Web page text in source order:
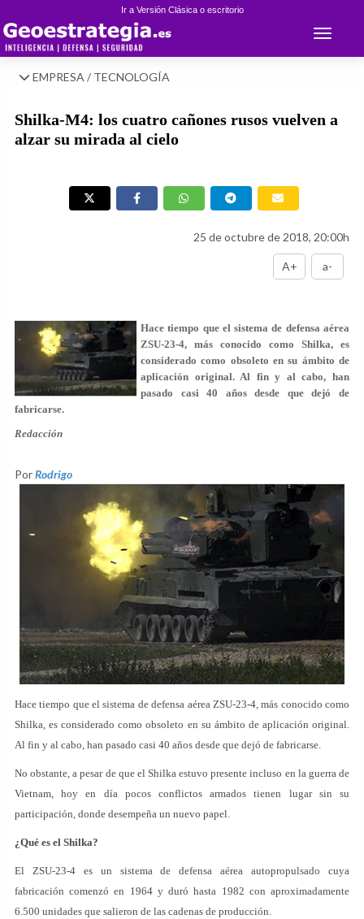
Ir a Versión Clásica o escritorio
Toggle
EMPRESA / TECNOLOGÍA
Shilka-M4: los cuatro cañones rusos vuelven a
alzar su mirada al cielo
25 de octubre de 2018, 20:00h
A+ a-
Hace tiempo que el sistema de defensa aérea
ZSU-23-4, más conocido como Shilka, es
considerado como obsoleto en su ámbito de
aplicación original. Al fin y al cabo, han
pasado casi 40 años desde que dejó de
fabricarse.
Redacción
PorRodrigo
Hace tiempo que el sistema de defensa aérea ZSU-23-4, más conocido como
Shilka, es considerado como obsoleto en su ámbito de aplicación original.
Al fin y al cabo, han pasado casi 40 años desde que dejó de fabricarse.
No obstante, a pesar de que el Shilka estuvo presente incluso en la guerra de
Vietnam, hoy en día pocos conflictos armados tienen lugar sin su
participación, donde desempeña un nuevo papel.
¿Qué es el Shilka?
El ZSU-23-4 es un sistema de defensa aérea autopropulsado cuya
fabricación comenzó en 1964 y duró hasta 1982 con aproximadamente
6.500 unidades que salieron de las cadenas de producción.